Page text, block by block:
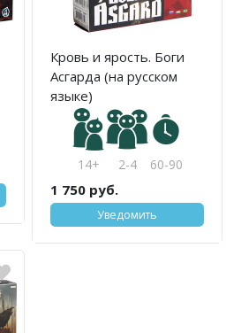
Кровь и ярость. Боги
Асгарда (на русском
языке)
14+ 2-4 60-90
1 750 руб.
Уведомить